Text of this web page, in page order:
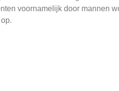
voornamelijk door mannen